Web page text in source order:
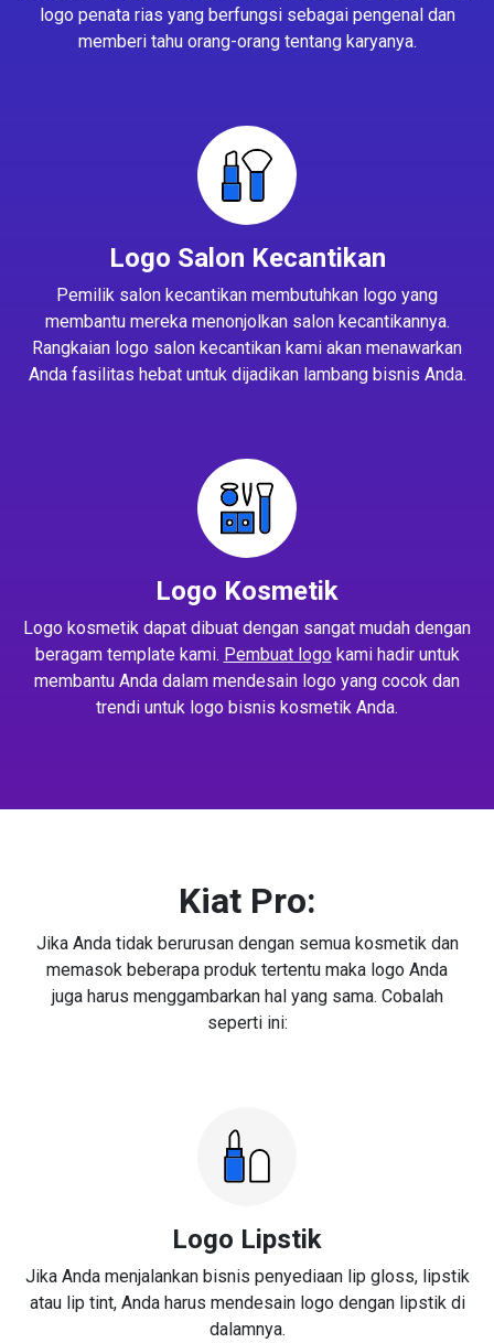
logo penata rias yang berfungsi sebagai pengenal dan
memberi tahu orang-orang tentang karyanya.
Logo Salon Kecantikan
Pemilik salon kecantikan membutuhkan logo yang
membantu mereka menonjolkan salon kecantikannya.
Rangkaian logo salon kecantikan kami akan menawarkan
Anda fasilitas hebat untuk dijadikan lambang bisnis Anda.
Logo Kosmetik
Logo kosmetik dapat dibuat dengan sangat mudah dengan
beragam template kami. Pembuat logokami hadir untuk
membantu Anda dalam mendesain logo yang cocok dan
trendi untuk logo bisnis kosmetik Anda.
Kiat Pro:
Jika Anda tidak berurusan dengan semua kosmetik dan
memasok beberapa produk tertentu maka logo Anda
juga harus menggambarkan hal yang sama. Cobalah
seperti ini:
Logo Lipstik
Jika Anda menjalankan bisnis penyediaan lip gloss, lipstik
atau lip tint, Anda harus mendesain logo dengan lipstik di
dalamnya.